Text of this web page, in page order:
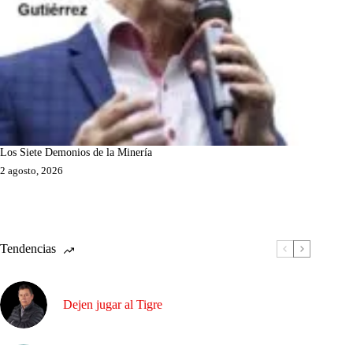
Los Siete Demonios de la Minería
2 agosto, 2026
Tendencias
Dejen jugar al Tigre